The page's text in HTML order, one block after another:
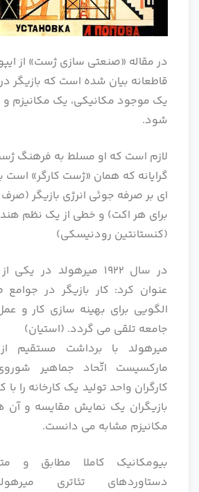
در مقاله «صنعتی سازی ژست» از
قاطعانه بیان شده است که بازیگر
یک موجود مکانیکی، یک مکانیزم
شود.
لازم است که او مسلط به فرهنگ
گرایانه که همان «ژست کارگر» است
ای بر صرفه جوئی انرژی بازیگر (صرف
برای هر اکت) و خطی از یک نظم
(کنستانتین رودنیسکی)
در سال 1922 میرهولد
عنوان کرد: کار بازیگر در
الگویی برای بهینه سازی کار و
جامعه تلقی می گردد. (استیان)
میرهولد با برداشت مستقیم
مارکسیست اتّحاد جماهیر
کارگران واحد تولید یک کارخانه را
بازیگران یک نمایش مقایسه و آن
مکانیزم مشابه می دانست.
بیومکانیک کاملا مطابق و
دستاوردهای تئاتری